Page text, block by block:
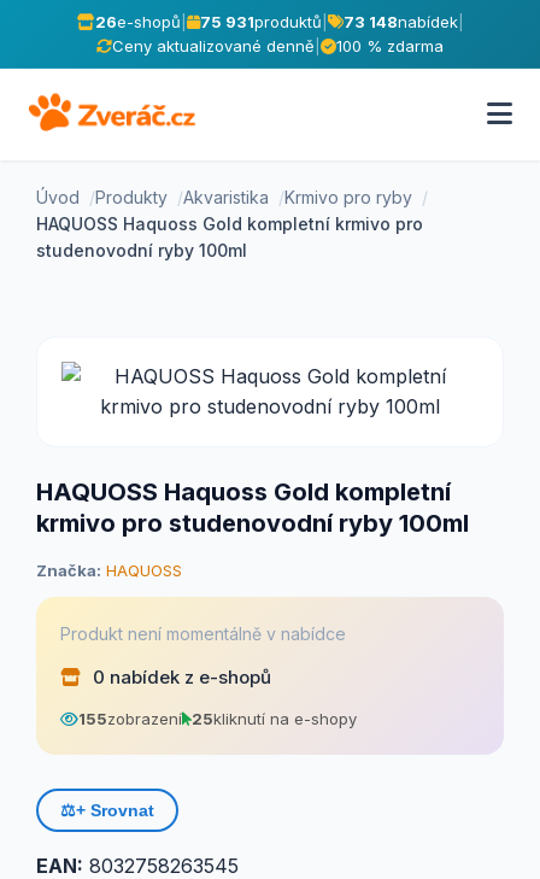
26e-shopů 75 931produktů 73 148nabídek|
Ceny aktualizované denně
100 % zdarma
Úvod Produkty Akvaristika
Krmivo pro ryby
HAQUOSS Haquoss Gold kompletní krmivo pro
studenovodní ryby 100ml
HAQUOSS Haquoss Gold kompletní
krmivo pro studenovodní ryby 100ml
Značka: HAQUOSS
Produkt není momentálně v nabídce
0 nabídek z e-shopů
155zobrazení 25kliknutí na e-shopy
⚖️+ Srovnat
EAN: 8032758263545